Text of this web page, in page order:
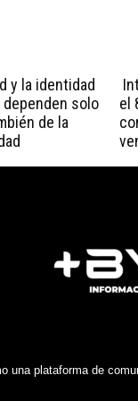
y la identidad
solo
de la
el
una plataforma de